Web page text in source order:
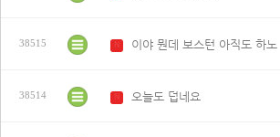
38515 이야 뭔데 보스턴 아직도 하노
38514 오늘도 덥네요